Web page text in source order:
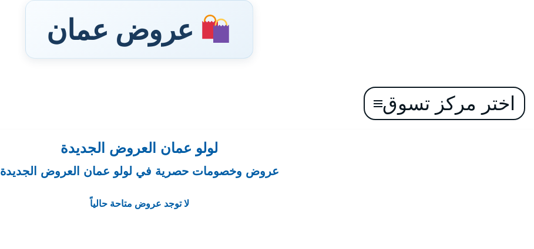
عروض عمان
تخطىاختر مركز تسوق
لولو عمان العروض الجديدة
عروض وخصومات حصرية في لولو عمان العروض الجديدة
لا توجد عروض متاحة حالياً